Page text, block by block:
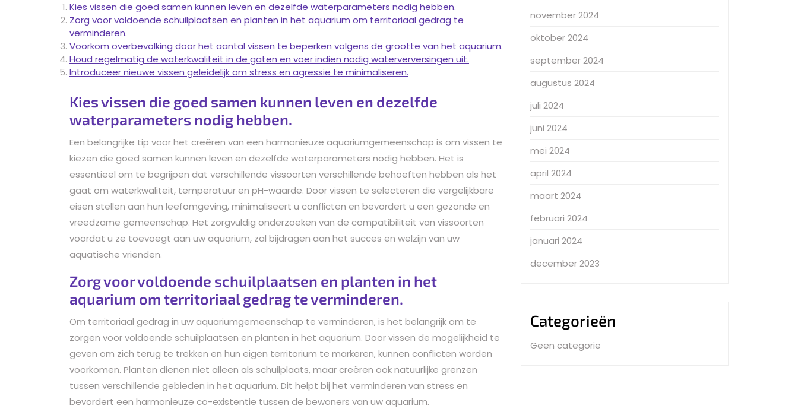
Kies vissen die goed samen kunnen leven en dezelfde waterparameters nodig hebben.
Zorg voor voldoende schuilplaatsen en planten in het aquarium om territoriaal gedrag te
verminderen.
Voorkom overbevolking door het aantal vissen te beperken volgens de grootte van het aquarium.
Houd regelmatig de waterkwaliteit in de gaten en voer indien nodig waterverversingen uit.
Introduceer nieuwe vissen geleidelijk om stress en agressie te minimaliseren.
Kies vissen die goed samen kunnen leven en dezelfde
waterparameters nodig hebben.
Een belangrijke tip voor het creëren van een harmonieuze aquariumgemeenschap is om vissen te
kiezen die goed samen kunnen leven en dezelfde waterparameters nodig hebben. Het is
essentieel om te begrijpen dat verschillende vissoorten verschillende behoeften hebben als het
gaat om waterkwaliteit, temperatuur en pH-waarde. Door vissen te selecteren die vergelijkbare
eisen stellen aan hun leefomgeving, minimaliseert u conflicten en bevordert u een gezonde en
vreedzame gemeenschap. Het zorgvuldig onderzoeken van de compatibiliteit van vissoorten
voordat u ze toevoegt aan uw aquarium, zal bijdragen aan het succes en welzijn van uw
aquatische vrienden.
Zorg voor voldoende schuilplaatsen en planten in het
aquarium om territoriaal gedrag te verminderen.
Om territoriaal gedrag in uw aquariumgemeenschap te verminderen, is het belangrijk om te
zorgen voor voldoende schuilplaatsen en planten in het aquarium. Door vissen de mogelijkheid te
geven om zich terug te trekken en hun eigen territorium te markeren, kunnen conflicten worden
voorkomen. Planten dienen niet alleen als schuilplaats, maar creëren ook natuurlijke grenzen
tussen verschillende gebieden in het aquarium. Dit helpt bij het verminderen van stress en
bevordert een harmonieuze co-existentie tussen de bewoners van uw aquarium.
november 2024
oktober 2024
september 2024
augustus 2024
juli 2024
juni 2024
mei 2024
april 2024
maart 2024
februari 2024
januari 2024
december 2023
Categorieën
Geen categorie